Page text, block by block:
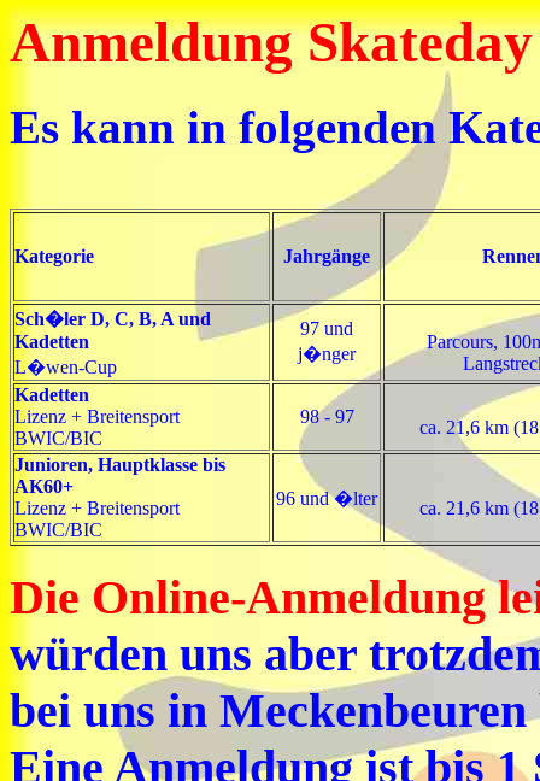
Anmeldung
Es kann in folgenden
Kategorie Jahrgänge
Sch�ler D, C, B, A und
Kadetten
L�wen-Cup
97 und
j�nger
Parcours,
Kadetten
Lizenz + Breitensport
BWIC/BIC
98 - 97
ca. 21,6 km
Junioren, Hauptklasse bis
AK60+
Lizenz + Breitensport
BWIC/BIC
96 und �lter ca. 21,6 km
Die Online-Anmeldung
würden uns aber
bei uns in
Eine Anmeldung ist bis